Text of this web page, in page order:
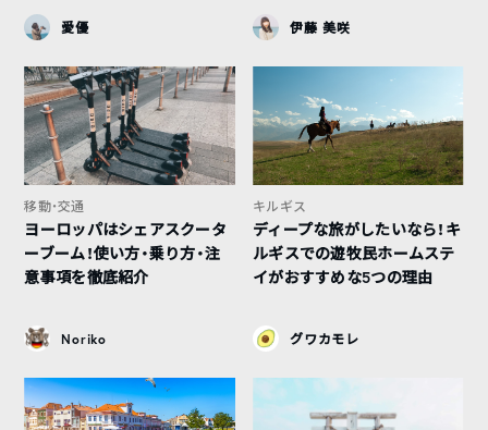
愛優 伊藤 美咲
移動・交通
ヨーロッパはシェアスクータ
ーブーム！使い方・乗り方・注
意事項を徹底紹介
Noriko
キルギス
ディープな旅がしたいなら！キ
ルギスでの遊牧民ホームステ
イがおすすめな5つの理由
グワカモレ